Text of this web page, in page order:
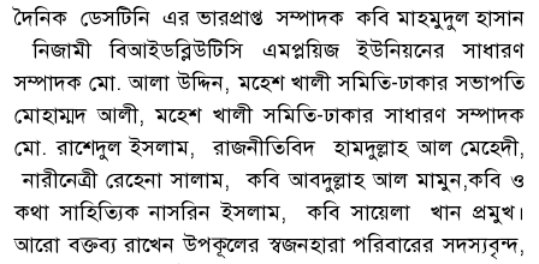
দৈনিক ডেসটিনি এর ভারপ্রাপ্ত সম্পাদক কবি মাহমুদুল হাসান
নিজামী বিআইডব্লিউটিসি এমপ্লয়িজ ইউনিয়নের সাধারণ
সম্পাদক মো. আলা উদ্দিন, মহেশ খালী সমিতি-ঢাকার সভাপতি
মোহাম্মদ আলী, মহেশ খালী সমিতি-ঢাকার সাধারণ সম্পাদক
মো. রাশেদুল ইসলাম, রাজনীতিবিদ হামদুল্লাহ আল মেহেদী,
নারীনেত্রী রেহেনা সালাম, কবি আবদুল্লাহ আল মামুন,কবি ও
কথা সাহিত্যিক নাসরিন ইসলাম, কবি সায়েলা খান প্রমুখ।
আরো বক্তব্য রাখেন উপকূলের স্বজনহারা পরিবারের সদস্যবৃন্দ,